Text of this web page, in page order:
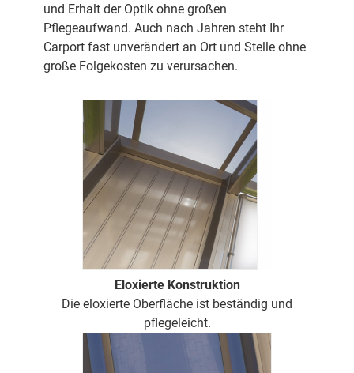
und Erhalt der Optik ohne großen
Pflegeaufwand. Auch nach Jahren steht Ihr
Carport fast unverändert an Ort und Stelle ohne
große Folgekosten zu verursachen.
Eloxierte Konstruktion
Die eloxierte Oberfläche ist beständig und
pflegeleicht.